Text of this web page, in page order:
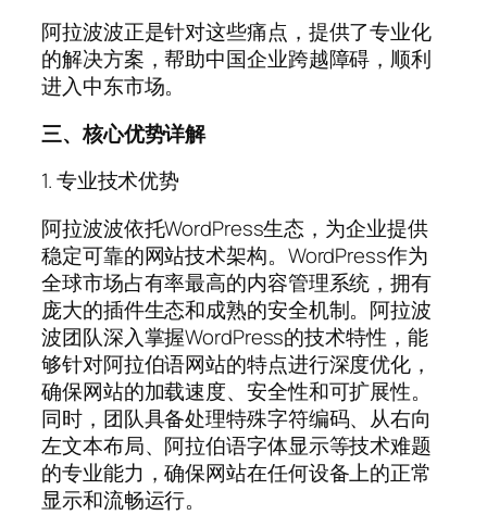
阿拉波波正是针对这些痛点，提供了专业化
的解决方案，帮助中国企业跨越障碍，顺利
进入中东市场。
三、核心优势详解
1. 专业技术优势
阿拉波波依托WordPress生态，为企业提供
稳定可靠的网站技术架构。WordPress作为
全球市场占有率最高的内容管理系统，拥有
庞大的插件生态和成熟的安全机制。阿拉波
波团队深入掌握WordPress的技术特性，能
够针对阿拉伯语网站的特点进行深度优化，
确保网站的加载速度、安全性和可扩展性。
同时，团队具备处理特殊字符编码、从右向
左文本布局、阿拉伯语字体显示等技术难题
的专业能力，确保网站在任何设备上的正常
显示和流畅运行。